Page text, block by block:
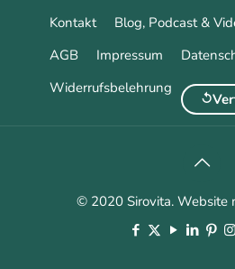
Kontakt Blog, Podcast &
AGB
Impressum
Widerrufsbelehrung
© 2020 Sirovita. Website